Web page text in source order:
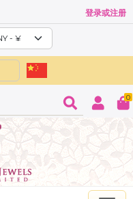
登录或注册
0